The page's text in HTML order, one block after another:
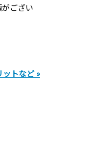
ござい
トなど »